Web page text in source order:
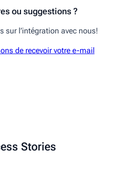
ou suggestions ?
sur l’intégration avec nous!
de recevoir votre e-mail
Stories